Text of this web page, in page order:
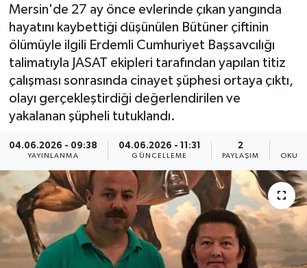
Mersin'de 27 ay önce evlerinde çıkan yangında
hayatını kaybettiği düşünülen Bütüner çiftinin
ölümüyle ilgili Erdemli Cumhuriyet Başsavcılığı
talimatıyla JASAT ekipleri tarafından yapılan titiz
çalışması sonrasında cinayet şüphesi ortaya çıktı,
olayı gerçekleştirdiği değerlendirilen ve
yakalanan şüpheli tutuklandı.
04.06.2026 - 09:38
YAYINLANMA
04.06.2026 - 11:31
GÜNCELLEME
2
PAYLAŞIM
Sağlık
Siyaset
Spor